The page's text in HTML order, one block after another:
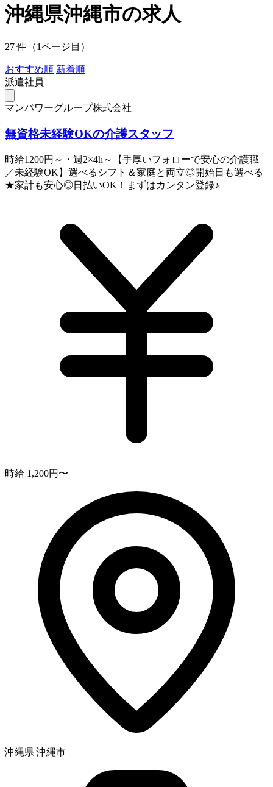
沖縄県沖縄市の求人
27 件（1ページ目）
おすすめ順 新着順
派遣社員
マンパワーグループ株式会社
無資格未経験OKの介護スタッフ
時給1200円～・週2×4h～【手厚いフォローで安心の介護職
／未経験OK】選べるシフト＆家庭と両立◎開始日も選べる
★家計も安心◎日払いOK！まずはカンタン登録♪
時給 1,200円〜
沖縄県 沖縄市